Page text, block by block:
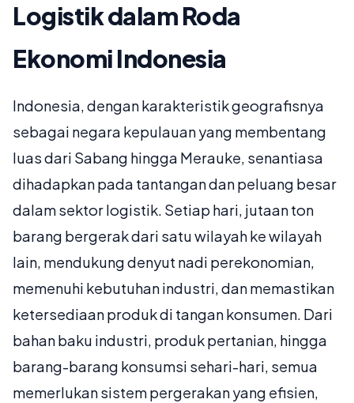
Logistik dalam Roda
Ekonomi Indonesia
Indonesia, dengan karakteristik geografisnya
sebagai negara kepulauan yang membentang
luas dari Sabang hingga Merauke, senantiasa
dihadapkan pada tantangan dan peluang besar
dalam sektor logistik. Setiap hari, jutaan ton
barang bergerak dari satu wilayah ke wilayah
lain, mendukung denyut nadi perekonomian,
memenuhi kebutuhan industri, dan memastikan
ketersediaan produk di tangan konsumen. Dari
bahan baku industri, produk pertanian, hingga
barang-barang konsumsi sehari-hari, semua
memerlukan sistem pergerakan yang efisien,